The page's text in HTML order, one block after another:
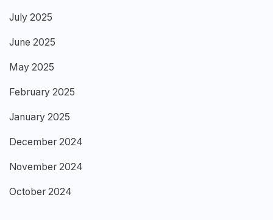
July 2025
June 2025
May 2025
February 2025
January 2025
December 2024
November 2024
October 2024